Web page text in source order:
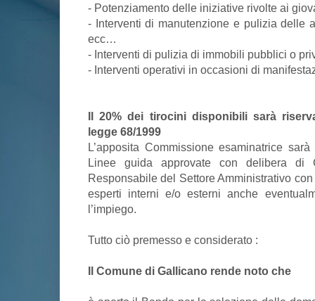
- Potenziamento delle iniziative rivolte ai
- Interventi di manutenzione e pulizia delle
ecc…
- Interventi di pulizia di immobili pubblici o
- Interventi operativi in occasioni di
Il 20% dei tirocini disponibili sarà
legge 68/1999
L’apposita Commissione esaminatrice
Linee guida approvate con delibera
Responsabile del Settore Amministrativo
esperti interni e/o esterni anche
l’impiego.
Tutto ciò premesso e considerato :
Il Comune di Gallicano rende noto che